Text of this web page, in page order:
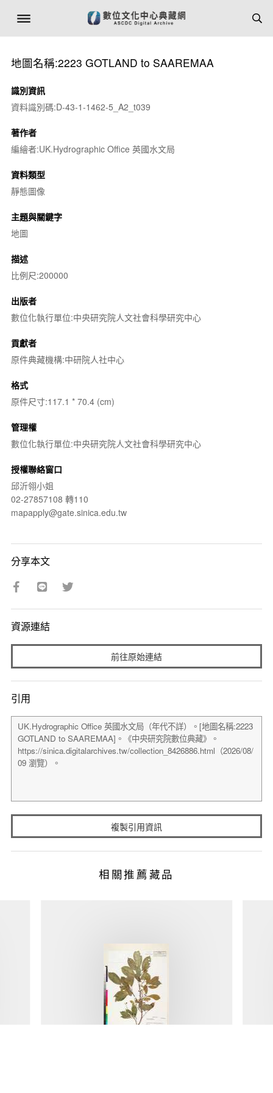
地圖名稱:2223 GOTLAND to SAAREMAA
識別資訊
資料識別碼:D-43-1-1462-5_A2_t039
著作者
編繪者:UK.Hydrographic Office 英國水文局
資料類型
靜態圖像
主題與關鍵字
地圖
描述
比例尺:200000
出版者
數位化執行單位:中央研究院人文社會科學研究中心
貢獻者
原件典藏機構:中研院人社中心
格式
原件尺寸:117.1 * 70.4 (cm)
管理權
數位化執行單位:中央研究院人文社會科學研究中心
授權聯絡窗口
邱沂翎小姐
02-27857108 轉110
mapapply@gate.sinica.edu.tw
分享本文
資源連結
前往原始連結
引用
複製引用資訊
相關推薦藏品